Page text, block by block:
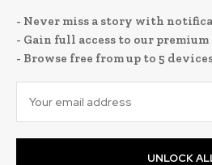
- Never miss a story with
- Gain full access to our
- Browse free from up to 5
UNLOCK